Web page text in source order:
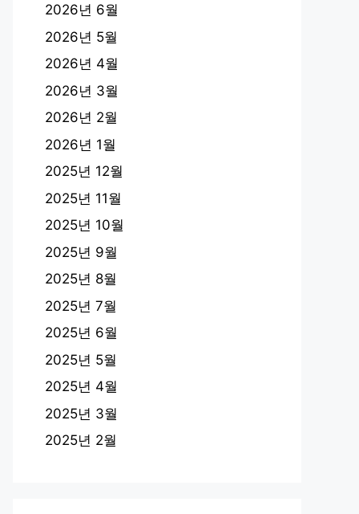
2026년 6월
2026년 5월
2026년 4월
2026년 3월
2026년 2월
2026년 1월
2025년 12월
2025년 11월
2025년 10월
2025년 9월
2025년 8월
2025년 7월
2025년 6월
2025년 5월
2025년 4월
2025년 3월
2025년 2월